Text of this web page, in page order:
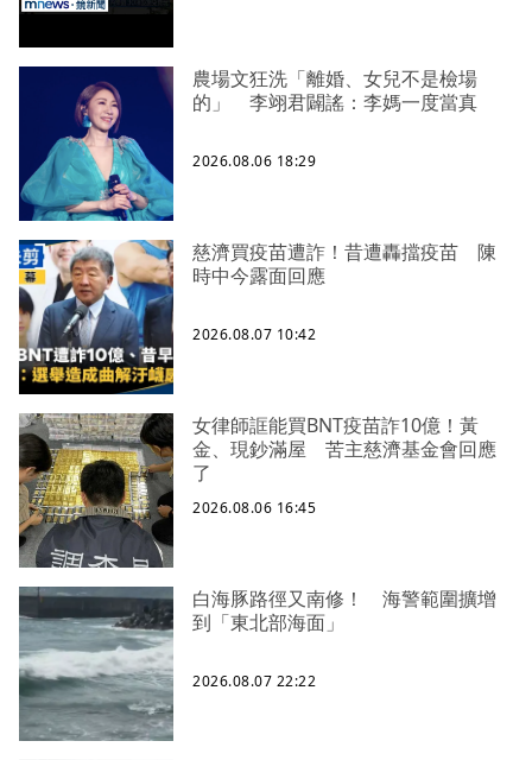
農場文狂洗「離婚、女兒不是檢場
的」 李翊君闢謠：李媽一度當真
2026.08.06 18:29
慈濟買疫苗遭詐！昔遭轟擋疫苗 陳
時中今露面回應
2026.08.07 10:42
女律師誆能買BNT疫苗詐10億！黃
金、現鈔滿屋 苦主慈濟基金會回應
了
2026.08.06 16:45
白海豚路徑又南修！ 海警範圍擴增
到「東北部海面」
2026.08.07 22:22